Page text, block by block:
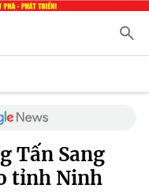
Tấn Sang
tỉnh Ninh